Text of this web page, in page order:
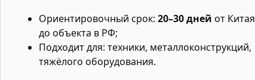
Ориентировочный срок: 20–30 дней от Китая
до объекта в РФ;
Подходит для: техники, металлоконструкций,
тяжёлого оборудования.